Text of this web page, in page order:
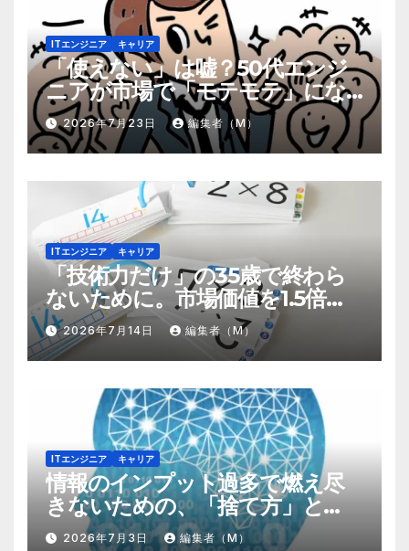
ITエンジニア キャリア
「使えない」は嘘？50代エンジ
ニアが市場で「モテモテ」にな
るための8個の強み
2026年7月23日 編集者（M）
ITエンジニア キャリア
「技術力だけ」の35歳で終わら
ないために。市場価値を1.5倍に
する『プラスα』の掛け算
2026年7月14日 編集者（M）
ITエンジニア キャリア
情報のインプット過多で燃え尽
きないための、「捨て方」と
「情報の絞り方」
2026年7月3日 編集者（M）